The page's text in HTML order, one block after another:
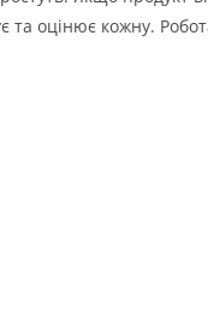
та оцінює кожну.